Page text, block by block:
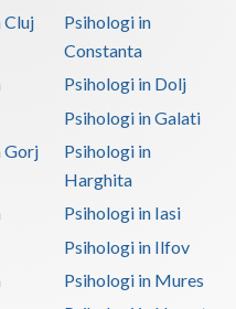
trichotilomanie (1)
tulburarea cont... (1)
tulburarea de c... (1)
tulburarea de s... (1)
tulburarea dism... (1)
tulburari ale c... (1)
(1)
(2)
Cluj
Psihologi in
Constanta
Psihologi in Dolj
Psihologi in Galati
Gorj
Psihologi in
Harghita
Psihologi in Iasi
Psihologi in Ilfov
Psihologi in Mures